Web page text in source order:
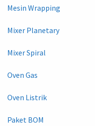
Mesin Wrapping
Mixer Planetary
Mixer Spiral
Oven Gas
Oven Listrik
Paket BOM